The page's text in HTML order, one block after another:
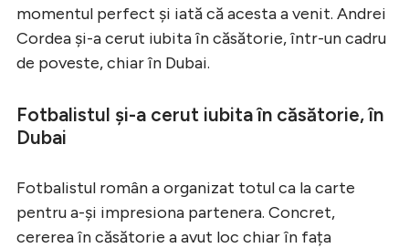
momentul perfect și iată că acesta a venit. Andrei
Cordea și-a cerut iubita în căsătorie, într-un cadru
de poveste, chiar în Dubai.
Fotbalistul și-a cerut iubita în căsătorie, în
Dubai
Fotbalistul român a organizat totul ca la carte
pentru a-și impresiona partenera. Concret,
cererea în căsătorie a avut loc chiar în fața